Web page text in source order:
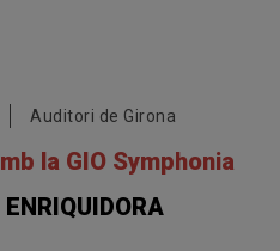
Auditori de Girona
la GIO Symphonia